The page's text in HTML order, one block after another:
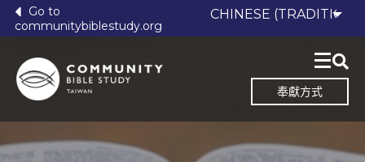
Go to
communitybiblestudy.org
奉獻方式